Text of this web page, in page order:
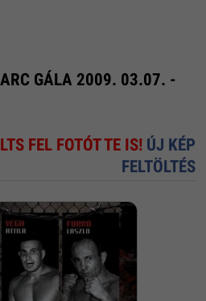
GÁLA 2009. 03.07. -
FEL FOTÓT TE IS! ÚJ KÉP
FELTÖLTÉS